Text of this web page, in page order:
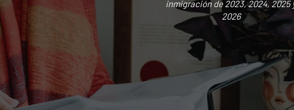
inmigración de 2023, 2024, 2025
2026